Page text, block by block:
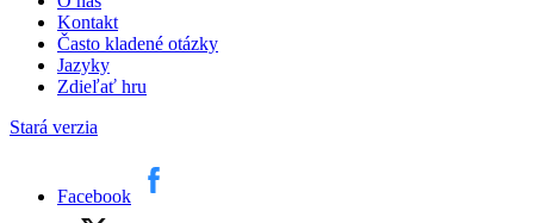
Kontakt
Často kladené otázky
Jazyky
Zdieľať hru
Stará verzia
Facebook